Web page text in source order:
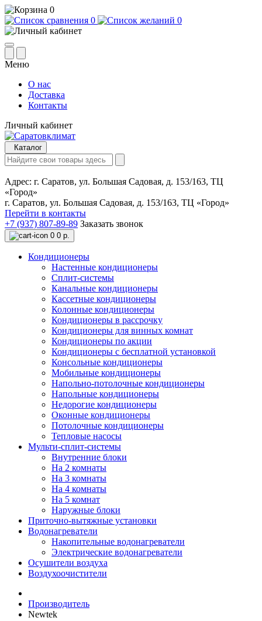
0
0
0
Меню
О нас
Доставка
Контакты
Личный кабинет
Каталог
Адрес: г. Саратов, ул. Большая Садовая, д. 153/163, ТЦ
«Город»
г. Саратов, ул. Большая Садовая, д. 153/163, ТЦ «Город»
Перейти в контакты
+7 (937) 807-89-89 Заказать звонок
0 0 р.
Кондиционеры
Настенные кондиционеры
Сплит-системы
Канальные кондиционеры
Кассетные кондиционеры
Колонные кондиционеры
Кондиционеры в рассрочку
Кондиционеры для винных комнат
Кондиционеры по акции
Кондиционеры с бесплатной установкой
Консольные кондиционеры
Мобильные кондиционеры
Напольно-потолочные кондиционеры
Напольные кондиционеры
Недорогие кондиционеры
Оконные кондиционеры
Потолочные кондиционеры
Тепловые насосы
Мульти-сплит-системы
Внутренние блоки
На 2 комнаты
На 3 комнаты
На 4 комнаты
На 5 комнат
Наружные блоки
Приточно-вытяжные установки
Водонагреватели
Накопительные водонагреватели
Электрические водонагреватели
Осушители воздуха
Воздухоочистители
Производитель
Newtek